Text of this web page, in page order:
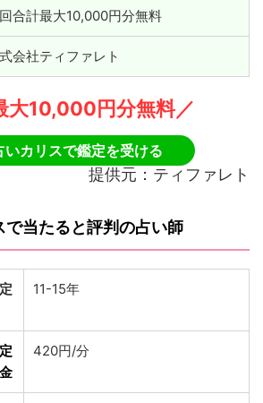
合計最大10,000円分無料
会社ティファレト
大10,000円分無料／
いカリスで鑑定を受ける
提供元：ティファレト
で当たると評判の占い師
11-15年
420円/分